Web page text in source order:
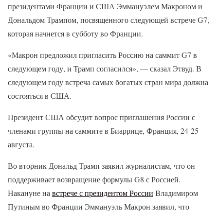
президентами Франции и США Эммануэлем Макроном и
Дональдом Трампом, посвященного следующей встрече G7,
которая начнется в субботу во Франции.
«Макрон предложил пригласить Россию на саммит G7 в
следующем году, и Трамп согласился», — сказал Этвуд. В
следующем году встреча самых богатых стран мира должна
состояться в США.
Президент США обсудит вопрос приглашения России с
членами группы на саммите в Биаррице, Франция, 24-25
августа.
Во вторник Дональд Трамп заявил журналистам, что он
поддерживает возвращение формулы G8 с Россией.
Накануне на встрече с президентом России Владимиром
Путиным во Франции Эммануэль Макрон заявил, что